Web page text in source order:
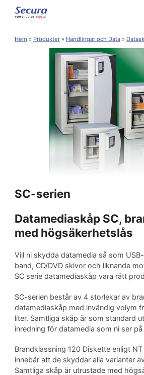
Hem » Produkter» Handlingar och Data»
SC-serien
Datamediaskåp SC,
med högsäkerhetslås
Vill ni skydda datamedia så som
band, CD/DVD skivor och liknande
SC serie datamediaskåp vara rätt
SC-serien består av 4 storlekar av
datamediaskåp med invändig volym
liter. Samtliga skåp är som standard
inredning för datamedia som ni ser på
Brandklassning 120 Diskette enligt
innebär att de skyddar alla varianter
Samtliga skåp är utrustade med